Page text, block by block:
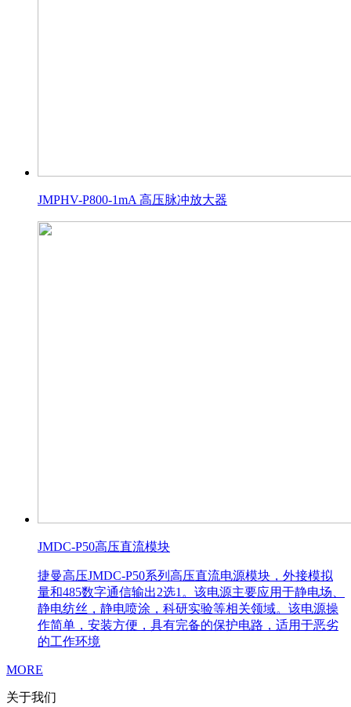
JMPHV-P800-1mA 高压脉冲放大器
JMDC-P50高压直流模块
捷曼高压JMDC-P50系列高压直流电源模块，外接模拟
量和485数字通信输出2选1。该电源主要应用于静电场、
静电纺丝，静电喷涂，科研实验等相关领域。该电源操
作简单，安装方便，具有完备的保护电路，适用于恶劣
的工作环境
MORE
关于我们